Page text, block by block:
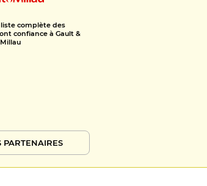
liste complète des
confiance à Gault &
Millau
PARTENAIRES